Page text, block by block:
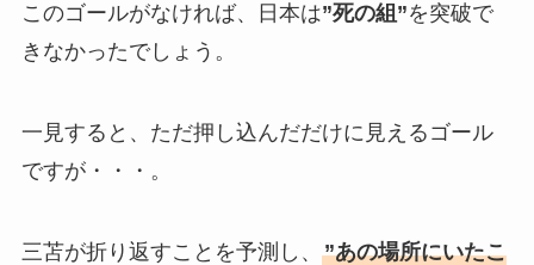
このゴールがなければ、日本は”死の組”を突破で
きなかったでしょう。
一見すると、ただ押し込んだだけに見えるゴール
ですが・・・。
三苫が折り返すことを予測し、 ”あの場所にいたこ